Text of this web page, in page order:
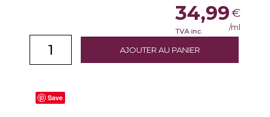
AJOUTER AU PANIER
34,99€
TVA inc. /ml
Save